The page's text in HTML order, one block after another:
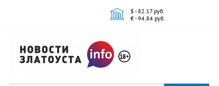
$ - 82.17 руб.
€ - 94.84 руб.